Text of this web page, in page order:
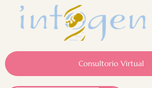
Consultorio Virtual